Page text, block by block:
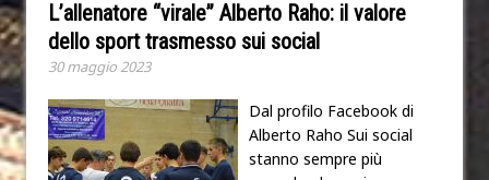
L’allenatore “virale” Alberto Raho: il valore
dello sport trasmesso sui social
30 maggio 2023
Dal profilo Facebook di
Alberto Raho Sui social
stanno sempre più